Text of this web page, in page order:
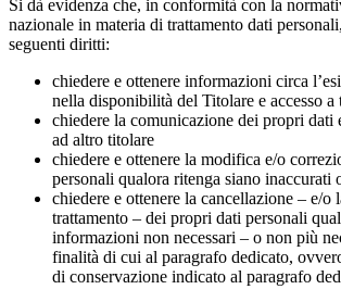
Si dà evidenza che, in conformità con la
nazionale in materia di trattamento dati
seguenti diritti:
chiedere e ottenere informazioni circa
nella disponibilità del Titolare e accesso a
chiedere la comunicazione dei propri dati
ad altro titolare
chiedere e ottenere la modifica e/o
personali qualora ritenga siano inaccurati
chiedere e ottenere la cancellazione – e/o
trattamento – dei propri dati personali
informazioni non necessari – o non più
finalità di cui al paragrafo dedicato,
di conservazione indicato al paragrafo